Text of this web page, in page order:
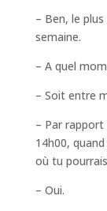
– Ben, le
semaine.
– A quel
– Soit entre
– Par
14h00,
où tu
– Oui.